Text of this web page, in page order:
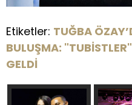
Etiketler: TUĞBA
BULUŞMA:
GELDİ